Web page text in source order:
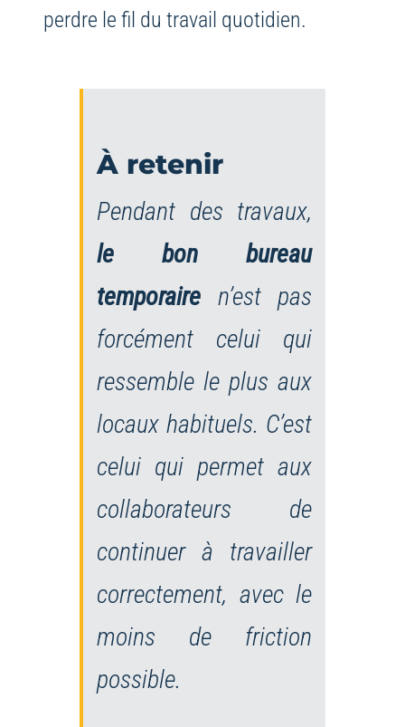
perdre le fil du travail quotidien.
À retenir
Pendant des travaux,
le bon bureau
temporairen’est pas
forcément celui qui
ressemble le plus aux
locaux habituels. C’est
celui qui permet aux
collaborateurs de
continuer à travailler
correctement, avec le
moins de friction
possible.